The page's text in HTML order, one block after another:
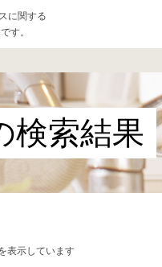
に関する
す。
検索結果
表示しています